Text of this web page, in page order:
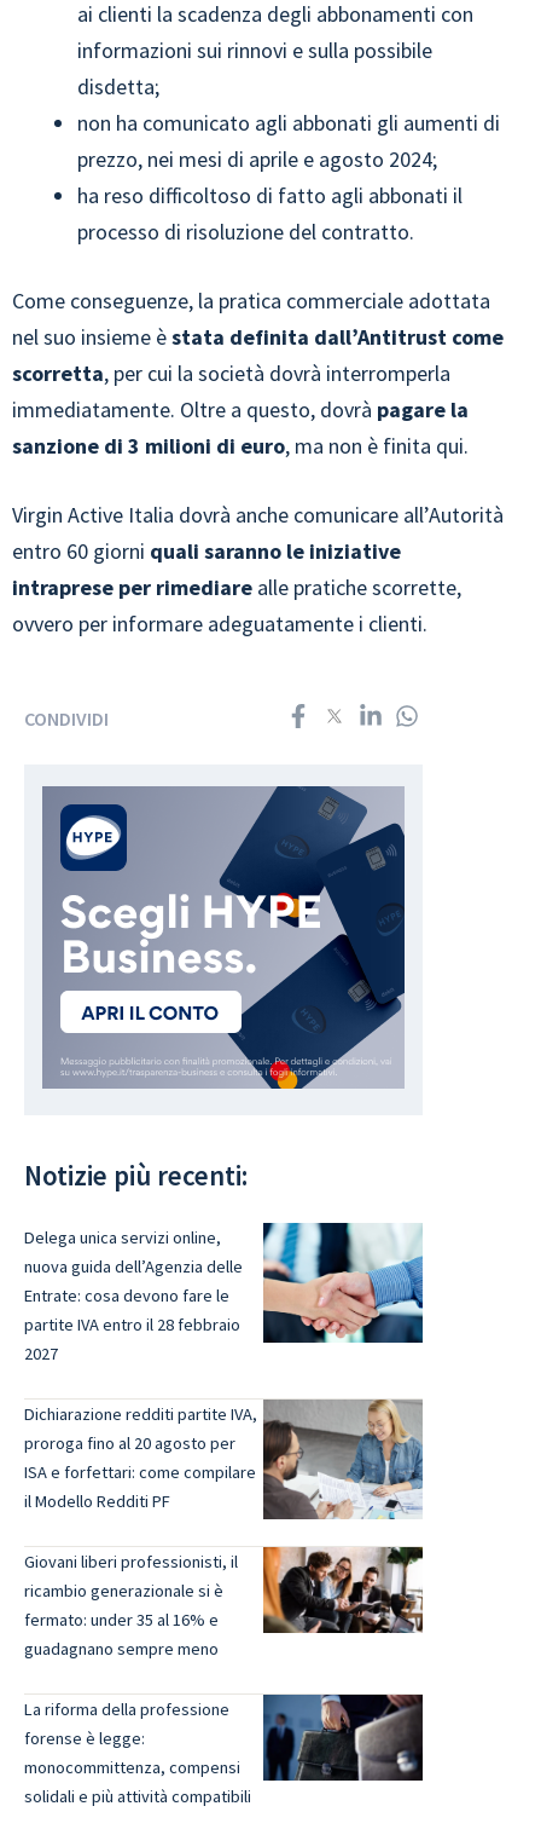
ai clienti la scadenza degli abbonamenti con
informazioni sui rinnovi e sulla possibile
disdetta;
non ha comunicato agli abbonati gli aumenti di
prezzo, nei mesi di aprile e agosto 2024;
ha reso difficoltoso di fatto agli abbonati il
processo di risoluzione del contratto.
Come conseguenze, la pratica commerciale adottata
nel suo insieme èstata definita dall’Antitrust come
scorretta, per cui la società dovrà interromperla
immediatamente. Oltre a questo, dovrà pagare la
sanzione di 3 milioni di euro, ma non è finita qui.
Virgin Active Italia dovrà anche comunicare all’Autorità
entro 60 giorni quali saranno le iniziative
intraprese per rimediare alle pratiche scorrette,
ovvero per informare adeguatamente i clienti.
CONDIVIDI
Notizie più recenti:
Delega unica servizi online,
nuova guida dell’Agenzia delle
Entrate: cosa devono fare le
partite IVA entro il 28 febbraio
2027
Dichiarazione redditi partite IVA,
proroga fino al 20 agosto per
ISA e forfettari: come compilare
il Modello Redditi PF
Giovani liberi professionisti, il
ricambio generazionale si è
fermato: under 35 al 16% e
guadagnano sempre meno
La riforma della professione
forense è legge:
monocommittenza, compensi
solidali e più attività compatibili